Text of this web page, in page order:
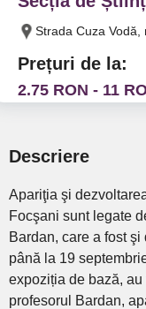
Strada Cuza Vodă,
Prețuri de la:
2.75 RON - 11
Descriere
Apariţia şi
Focşani sunt legate
Bardan, care a fost
până la 19
expoziția de bază,
profesorul Bardan,